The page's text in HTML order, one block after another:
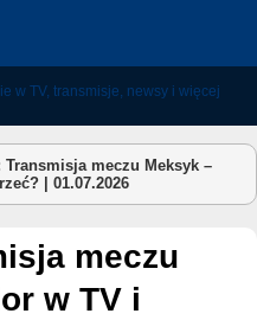
Transmisja meczu Meksyk –
| 01.07.2026
w TV i